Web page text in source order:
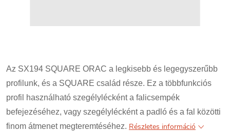
Az SX194 SQUARE ORAC a legkisebb és legegyszerűbb
profilunk, és a SQUARE család része. Ez a többfunkciós
profil használható szegélylécként a falicsempék
befejezéséhez, vagy szegélylécként a padló és a fal közötti
finom átmenet megteremtéséhez. Részletes információ